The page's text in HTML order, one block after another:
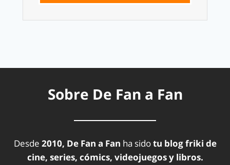
Sobre De Fan a Fan
Desde 2010, De Fan a Fan ha sidotu blog friki de
cine, series, cómics, videojuegos y libros.